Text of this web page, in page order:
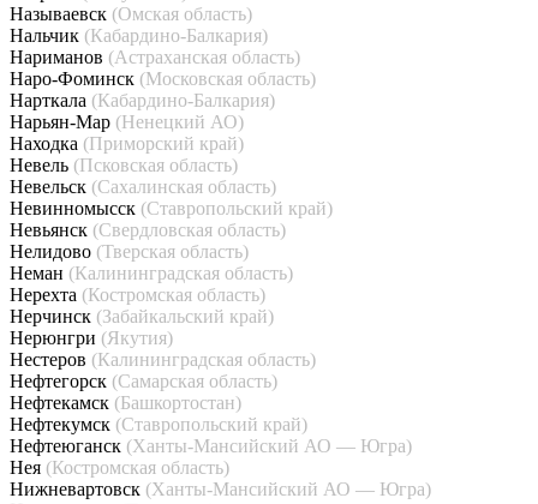
Называевск (Омская область)
Нальчик (Кабардино-Балкария)
Нариманов (Астраханская область)
Наро-Фоминск (Московская область)
Нарткала (Кабардино-Балкария)
Нарьян-Мар (Ненецкий АО)
Находка (Приморский край)
Невель (Псковская область)
Невельск (Сахалинская область)
Невинномысск (Ставропольский край)
Невьянск (Свердловская область)
Нелидово (Тверская область)
Неман (Калининградская область)
Нерехта (Костромская область)
Нерчинск (Забайкальский край)
Нерюнгри (Якутия)
Нестеров (Калининградская область)
Нефтегорск (Самарская область)
Нефтекамск (Башкортостан)
Нефтекумск (Ставропольский край)
Нефтеюганск (Ханты-Мансийский АО — Югра)
Нея (Костромская область)
Нижневартовск (Ханты-Мансийский АО — Югра)